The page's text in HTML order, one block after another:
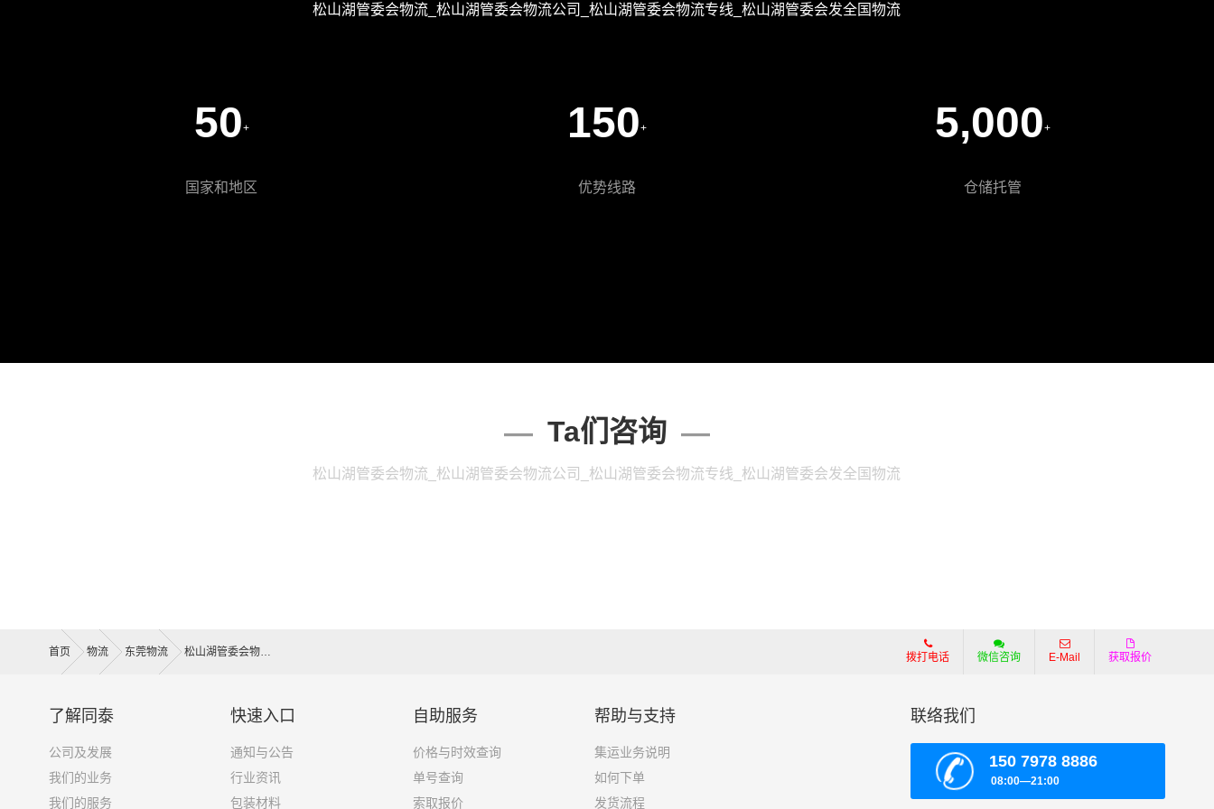
松山湖管委会物流_松山湖管委会物流公司_松山湖管委会物流专线_松山湖管委会发全国物流
50+
国家和地区
150+
优势线路
5,000+
仓储托管
Ta们咨询
松山湖管委会物流_松山湖管委会物流公司_松山湖管委会物流专线_松山湖管委会发全国物流
首页 物流 东莞物流 松山湖管委会物流 拨打电话 微信咨询 E-Mail 获取报价
了解同泰
公司及发展
我们的业务
我们的服务
快速入口
通知与公告
行业资讯
包装材料
自助服务
价格与时效查询
单号查询
索取报价
帮助与支持
集运业务说明
如何下单
发货流程
联络我们
150 7978 8886
08:00—21:00